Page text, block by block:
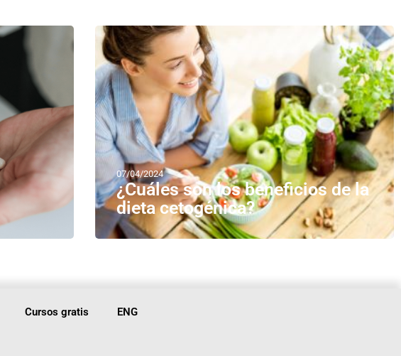
07/04/2024
¿Cuáles son los beneficios de la
dieta cetogénica?
Cursos gratis ENG